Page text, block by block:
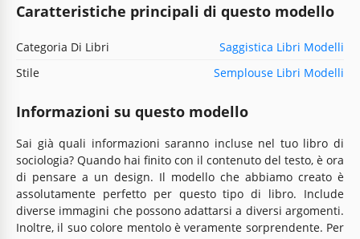
Caratteristiche principali di questo modello
Categoria Di Libri
Saggistica Libri Modelli
Stile
Semplouse Libri Modelli
Informazioni su questo modello
Sai già quali informazioni saranno incluse nel tuo libro di
sociologia? Quando hai finito con il contenuto del testo, è ora
di pensare a un design. Il modello che abbiamo creato è
assolutamente perfetto per questo tipo di libro. Include
diverse immagini che possono adattarsi a diversi argomenti.
Inoltre, il suo colore mentolo è veramente sorprendente. Per